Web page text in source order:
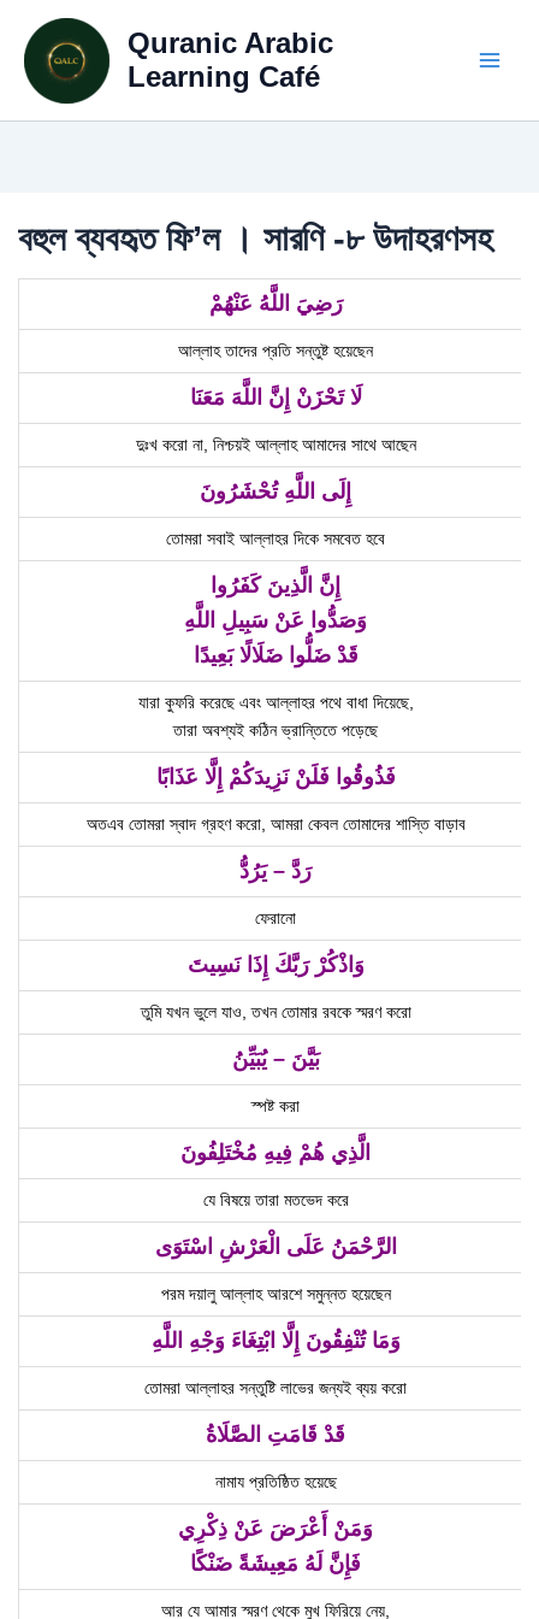
content
Quranic Arabic
Learning Café
বহুল ব্যবহৃত ফি’ল । সারণি -৮ উদাহরণসহ
رَضِيَ اللَّهُ عَنْهُمْ
আল্লাহ তাদের প্রতি সন্তুষ্ট হয়েছেন
لَا تَحْزَنْ إِنَّ اللَّهَ مَعَنَا
দুঃখ করো না, নিশ্চয়ই আল্লাহ আমাদের সাথে আছেন
إِلَى اللَّهِ تُحْشَرُونَ
তোমরা সবাই আল্লাহর দিকে সমবেত হবে
إِنَّ الَّذِينَ كَفَرُوا
وَصَدُّوا عَنْ سَبِيلِ اللَّهِ
قَدْ ضَلُّوا ضَلَالًا بَعِيدًا
যারা কুফরি করেছে এবং আল্লাহর পথে বাধা দিয়েছে,
তারা অবশ্যই কঠিন ভ্রান্তিতে পড়েছে
فَذُوقُوا فَلَنْ نَزِيدَكُمْ إِلَّا عَذَابًا
অতএব তোমরা স্বাদ গ্রহণ করো, আমরা কেবল তোমাদের শাস্তি বাড়াব
رَدَّ – يَرُدُّ
ফেরানো
وَاذْكُرْ رَبَّكَ إِذَا نَسِيتَ
তুমি যখন ভুলে যাও, তখন তোমার রবকে স্মরণ করো
بَيَّنَ – يُبَيِّنُ
স্পষ্ট করা
الَّذِي هُمْ فِيهِ مُخْتَلِفُونَ
যে বিষয়ে তারা মতভেদ করে
الرَّحْمَنُ عَلَى الْعَرْشِ اسْتَوَى
পরম দয়ালু আল্লাহ আরশে সমুন্নত হয়েছেন
وَمَا تُنْفِقُونَ إِلَّا ابْتِغَاءَ وَجْهِ اللَّهِ
তোমরা আল্লাহর সন্তুষ্টি লাভের জন্যই ব্যয় করো
قَدْ قَامَتِ الصَّلَاةُ
নামায প্রতিষ্ঠিত হয়েছে
وَمَنْ أَعْرَضَ عَنْ ذِكْرِي
فَإِنَّ لَهُ مَعِيشَةً ضَنْكًا
আর যে আমার স্মরণ থেকে মুখ ফিরিয়ে নেয়,